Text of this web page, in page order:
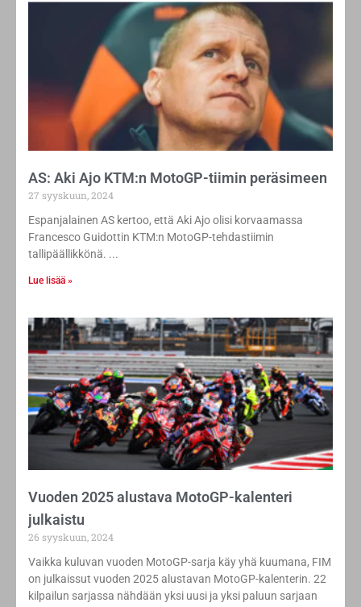
AS: Aki Ajo KTM:n MotoGP-tiimin peräsimeen
27 syyskuun, 2024
Espanjalainen AS kertoo, että Aki Ajo olisi korvaamassa
Francesco Guidottin KTM:n MotoGP-tehdastiimin
tallipäällikkönä.
Lue lisää »
Vuoden 2025 alustava MotoGP-kalenteri
julkaistu
26 syyskuun, 2024
Vaikka kuluvan vuoden MotoGP-sarja käy yhä kuumana, FIM
on julkaissut vuoden 2025 alustavan MotoGP-kalenterin. 22
kilpailun sarjassa nähdään yksi uusi ja yksi paluun sarjaan